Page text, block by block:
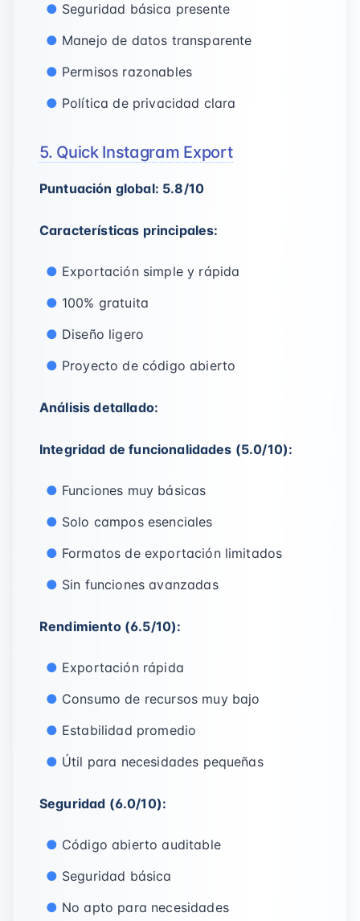
Seguridad básica presente
Manejo de datos transparente
Permisos razonables
Política de privacidad clara
5. Quick Instagram Export
Puntuación global: 5.8/10
Características principales:
Exportación simple y rápida
100% gratuita
Diseño ligero
Proyecto de código abierto
Análisis detallado:
Integridad de funcionalidades (5.0/10):
Funciones muy básicas
Solo campos esenciales
Formatos de exportación limitados
Sin funciones avanzadas
Rendimiento (6.5/10):
Exportación rápida
Consumo de recursos muy bajo
Estabilidad promedio
Útil para necesidades pequeñas
Seguridad (6.0/10):
Código abierto auditable
Seguridad básica
No apto para necesidades